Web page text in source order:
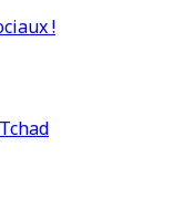
!